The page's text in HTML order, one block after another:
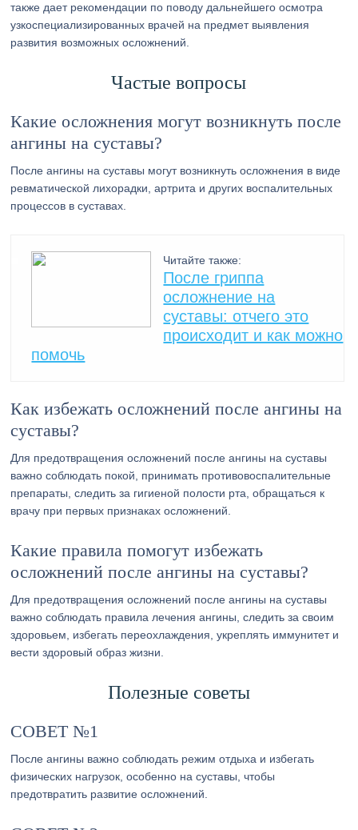
также дает рекомендации по поводу дальнейшего осмотра
узкоспециализированных врачей на предмет выявления
развития возможных осложнений.
Частые вопросы
Какие осложнения могут возникнуть после
ангины на суставы?
После ангины на суставы могут возникнуть осложнения в виде
ревматической лихорадки, артрита и других воспалительных
процессов в суставах.
Читайте также:
После гриппа
осложнение на
суставы: отчего это
происходит и как можно
помочь
Как избежать осложнений после ангины на
суставы?
Для предотвращения осложнений после ангины на суставы
важно соблюдать покой, принимать противовоспалительные
препараты, следить за гигиеной полости рта, обращаться к
врачу при первых признаках осложнений.
Какие правила помогут избежать
осложнений после ангины на суставы?
Для предотвращения осложнений после ангины на суставы
важно соблюдать правила лечения ангины, следить за своим
здоровьем, избегать переохлаждения, укреплять иммунитет и
вести здоровый образ жизни.
Полезные советы
СОВЕТ №1
После ангины важно соблюдать режим отдыха и избегать
физических нагрузок, особенно на суставы, чтобы
предотвратить развитие осложнений.